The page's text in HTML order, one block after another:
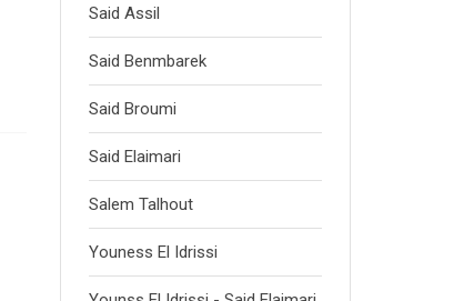
Said Assil
Said Benmbarek
Said Broumi
Said Elaimari
Salem Talhout
Youness El Idrissi